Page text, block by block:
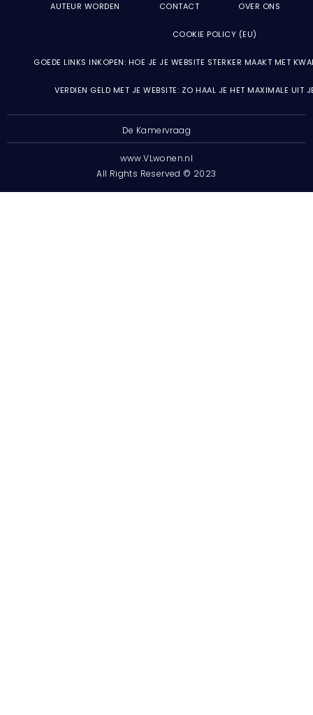
AUTEUR WORDEN CONTACT OVER ONS
COOKIE POLICY (EU)
GOEDE LINKS INKOPEN: HOE JE JE WEBSITE STERKER MAAKT MET
VERDIEN GELD MET JE WEBSITE: ZO HAAL JE HET MAXIMALE UIT
De Kamervraag
www.VLwonen.nl
All Rights Reserved © 2023